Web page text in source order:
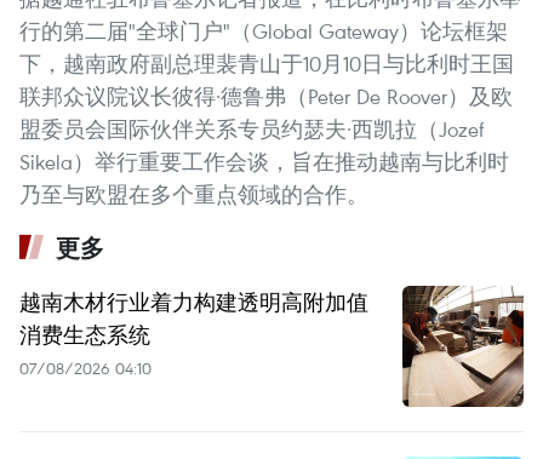
行的第二届"全球门户"（Global Gateway）论坛框架
下，越南政府副总理裴青山于10月10日与比利时王国
联邦众议院议长彼得·德鲁弗（Peter De Roover）及欧
盟委员会国际伙伴关系专员约瑟夫·西凯拉（Jozef
Sikela）举行重要工作会谈，旨在推动越南与比利时
乃至与欧盟在多个重点领域的合作。
更多
越南木材行业着力构建透明高附加值
消费生态系统
07/08/2026 04:10